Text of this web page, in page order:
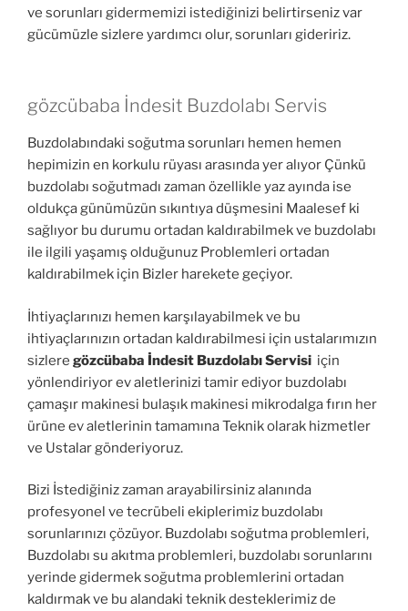
ve sorunları gidermemizi istediğinizi belirtirseniz var
gücümüzle sizlere yardımcı olur, sorunları gideririz.
gözcübaba İndesit Buzdolabı Servis
Buzdolabındaki soğutma sorunları hemen hemen
hepimizin en korkulu rüyası arasında yer alıyor Çünkü
buzdolabı soğutmadı zaman özellikle yaz ayında ise
oldukça günümüzün sıkıntıya düşmesini Maalesef ki
sağlıyor bu durumu ortadan kaldırabilmek ve buzdolabı
ile ilgili yaşamış olduğunuz Problemleri ortadan
kaldırabilmek için Bizler harekete geçiyor.
İhtiyaçlarınızı hemen karşılayabilmek ve bu
ihtiyaçlarınızın ortadan kaldırabilmesi için ustalarımızın
sizlere gözcübaba İndesit Buzdolabı Servisi için
yönlendiriyor ev aletlerinizi tamir ediyor buzdolabı
çamaşır makinesi bulaşık makinesi mikrodalga fırın her
ürüne ev aletlerinin tamamına Teknik olarak hizmetler
ve Ustalar gönderiyoruz.
Bizi İstediğiniz zaman arayabilirsiniz alanında
profesyonel ve tecrübeli ekiplerimiz buzdolabı
sorunlarınızı çözüyor. Buzdolabı soğutma problemleri,
Buzdolabı su akıtma problemleri, buzdolabı sorunlarını
yerinde gidermek soğutma problemlerini ortadan
kaldırmak ve bu alandaki teknik desteklerimiz de